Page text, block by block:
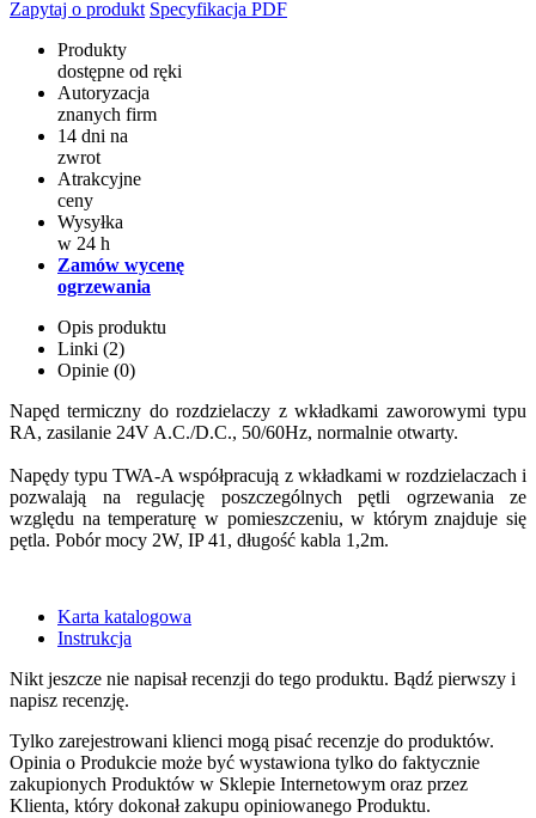
Zapytaj o produkt Specyfikacja PDF
Produkty
dostępne od ręki
Autoryzacja
znanych firm
14 dni na
zwrot
Atrakcyjne
ceny
Wysyłka
w 24 h
Zamów wycenę
ogrzewania
Opis produktu
Linki (2)
Opinie (0)
Napęd termiczny do rozdzielaczy z wkładkami zaworowymi typu
RA, zasilanie 24V A.C./D.C., 50/60Hz, normalnie otwarty.
Napędy typu TWA-A współpracują z wkładkami w rozdzielaczach i
pozwalają na regulację poszczególnych pętli ogrzewania ze
względu na temperaturę w pomieszczeniu, w którym znajduje się
pętla. Pobór mocy 2W, IP 41, długość kabla 1,2m.
Karta katalogowa
Instrukcja
Nikt jeszcze nie napisał recenzji do tego produktu. Bądź pierwszy i
napisz recenzję.
Tylko zarejestrowani klienci mogą pisać recenzje do produktów.
Opinia o Produkcie może być wystawiona tylko do faktycznie
zakupionych Produktów w Sklepie Internetowym oraz przez
Klienta, który dokonał zakupu opiniowanego Produktu.